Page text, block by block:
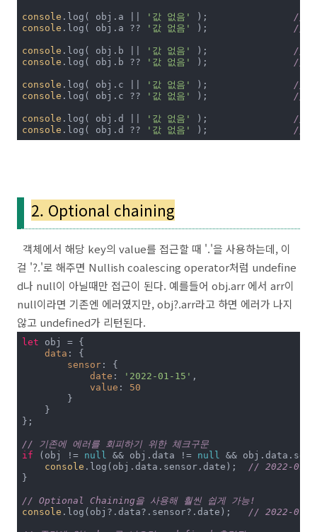
console .log( obj.a || '값 없음'
//값
console .log( obj.a ?? '값 없음' //''
console .log( obj.b || '값 없음'
//값
console .log( obj.b ?? '값 없음' //값
console .log( obj.c || '값 없음'
//값
console .log( obj.c ?? '값 없음' //값
console .log( obj.d || '값 없음'
//값
console .log( obj.d ?? '값 없음' //
2. Optional chaining
객체에서 해당 key의 value를 접근할 때 '.'을 사용하는데, 이
걸 '?.'로 해주면 Nullish coalescing operator처럼 undefine
d나 null이 아닐때만 접근이 된다. 예를들어 obj.arr 에서 arr이
null이라면 기존엔 에러였지만, obj?.arr라고 하면 에러가 나지
않고 undefined가 리턴된다.
let obj = {
data : {
sensor: {
date : '2022-01-15' ,
value : 50
        }
    }
};
// 기존에 에러를 회피하기 위한 체크구문
if (obj != null && obj.data != null
&&
console
// 2022-01-
}
// Optional Chaining을 사용해 훨씬 쉽게 가능!
console
// 2022-01-